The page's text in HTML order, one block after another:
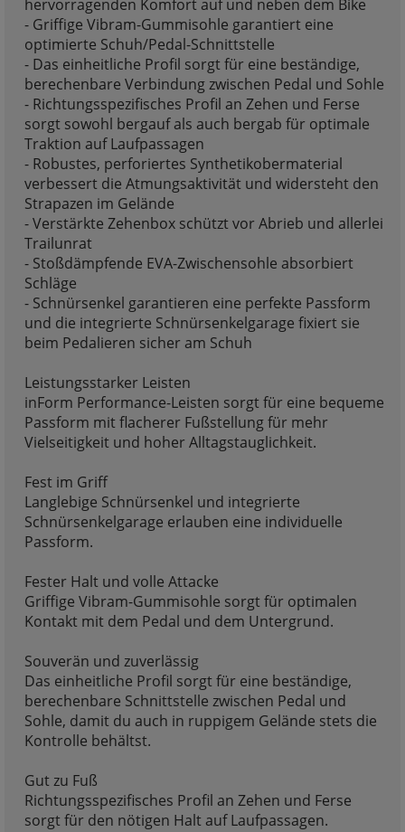
hervorragenden Komfort auf und neben dem Bike
- Griffige Vibram-Gummisohle garantiert eine
optimierte Schuh/Pedal-Schnittstelle
- Das einheitliche Profil sorgt für eine beständige,
berechenbare Verbindung zwischen Pedal und Sohle
- Richtungsspezifisches Profil an Zehen und Ferse
sorgt sowohl bergauf als auch bergab für optimale
Traktion auf Laufpassagen
- Robustes, perforiertes Synthetikobermaterial
verbessert die Atmungsaktivität und widersteht den
Strapazen im Gelände
- Verstärkte Zehenbox schützt vor Abrieb und allerlei
Trailunrat
- Stoßdämpfende EVA-Zwischensohle absorbiert
Schläge
- Schnürsenkel garantieren eine perfekte Passform
und die integrierte Schnürsenkelgarage fixiert sie
beim Pedalieren sicher am Schuh
Leistungsstarker Leisten
inForm Performance-Leisten sorgt für eine bequeme
Passform mit flacherer Fußstellung für mehr
Vielseitigkeit und hoher Alltagstauglichkeit.
Fest im Griff
Langlebige Schnürsenkel und integrierte
Schnürsenkelgarage erlauben eine individuelle
Passform.
Fester Halt und volle Attacke
Griffige Vibram-Gummisohle sorgt für optimalen
Kontakt mit dem Pedal und dem Untergrund.
Souverän und zuverlässig
Das einheitliche Profil sorgt für eine beständige,
berechenbare Schnittstelle zwischen Pedal und
Sohle, damit du auch in ruppigem Gelände stets die
Kontrolle behältst.
Gut zu Fuß
Richtungsspezifisches Profil an Zehen und Ferse
sorgt für den nötigen Halt auf Laufpassagen.